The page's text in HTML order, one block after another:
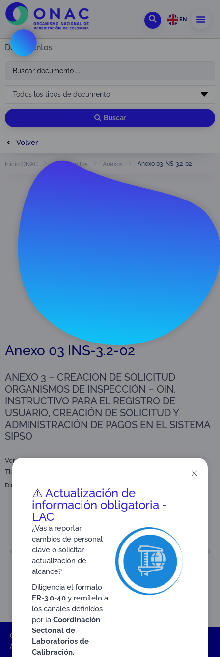
EN
Documentos
Buscar
Volver
Inicio ONAC Documentos Anexos Anexo 03 INS-3.2-02
Anexo 03 INS-3.2-02
ANEXO 3 – CREACION DE SOLICITUD
ORGANISMOS DE INSPECCIÓN – OIN.
INSTRUCTIVO PARA EL REGISTRO DE
USUARIO, CREACIÓN DE SOLICITUD Y
ADMINISTRACIÓN DE PAGOS EN EL SISTEMA
SIPSO
Versión: 04
Tipo:
Dirigido a:
ANTERIOR
Anexo 11 INS-3.2-02
SIGUIENTE
INS-4.2-01
ONAC Inicio ONAC
Anexo 03 INS-3.2-02
⚠️ Actualización de
información obligatoria -
LAC
¿Vas a reportar
cambios de personal
clave o solicitar
actualización de
alcance?
Diligencia el formato
FR-3.0-40y remítelo a
los canales definidos
por la Coordinación
Sectorial de
Laboratorios de
Calibración.